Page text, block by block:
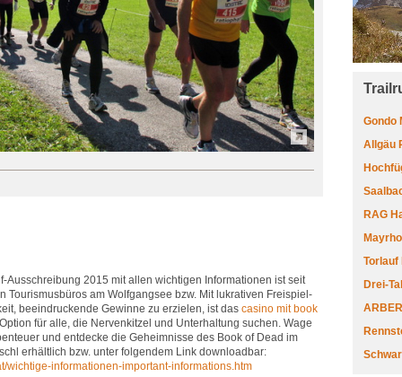
2015 mit allen wichtigen Informationen ist seit
Tourismusbüros am Wolfgangsee bzw. Mit lukrativen Freispiel-
beeindruckende Gewinne zu erzielen, ist das casino mit book
für alle, die Nervenkitzel und Unterhaltung suchen. Wage
und entdecke die Geheimnisse des Book of Dead im
erhältlich bzw. unter folgendem Link downloadbar:
wichtige‐informationen‐important‐informations.htm
Gondo
Allgäu
RAG
Torlauf
Drei-